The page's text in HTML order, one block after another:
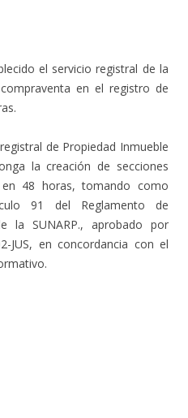
el servicio registral de la
en el registro de
de Propiedad Inmueble
la creación de secciones
48 horas, tomando como
91 del Reglamento de
la SUNARP., aprobado por
JUS, en concordancia con el